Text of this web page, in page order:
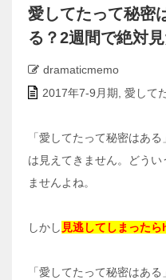
愛してたって秘密
る？2週間で絶対
dramaticmemo
2017年7-9月期 愛して
「愛してたって秘密はあ
は見えてきません。どう
ませんよね。
しかし 見逃してしまった
「愛してたって秘密はあ